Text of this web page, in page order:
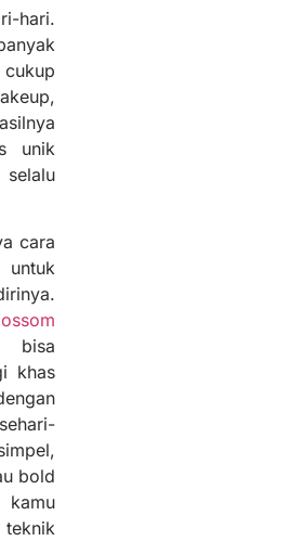
hari.
unik
cara
khas
bold